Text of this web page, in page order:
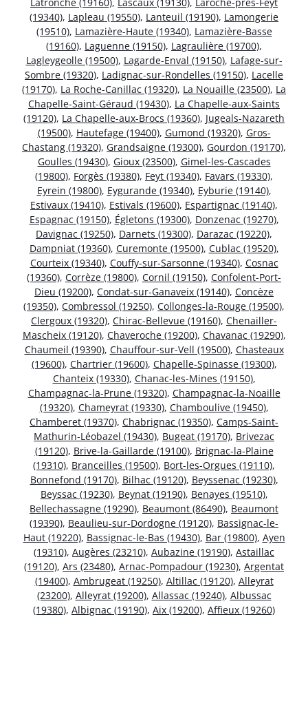
(19340), Lapleau (19550), Lanteuil (19190), Lamongerie
(19510), Lamazière-Haute (19340), Lamazière-Basse
(19160), Laguenne (19150), Lagraulière (19700),
Lagleygeolle (19500), Lagarde-Enval (19150), Lafage-sur-
Sombre (19320), Ladignac-sur-Rondelles (19150), Lacelle
(19170), La Roche-Canillac (19320), La Nouaille (23500), La
Chapelle-Saint-Géraud (19430), La Chapelle-aux-Saints
(19120), La Chapelle-aux-Brocs (19360), Jugeals-Nazareth
(19500), Hautefage (19400), Gumond (19320), Gros-
Chastang (19320), Grandsaigne (19300), Gourdon (19170),
Goulles (19430), Gioux (23500), Gimel-les-Cascades
(19800), Forgès (19380), Feyt (19340), Favars (19330),
Eyrein (19800), Eygurande (19340), Eyburie (19140),
Estivaux (19410), Estivals (19600), Espartignac (19140),
Espagnac (19150), Égletons (19300), Donzenac (19270),
Davignac (19250), Darnets (19300), Darazac (19220),
Dampniat (19360), Curemonte (19500), Cublac (19520),
Courteix (19340), Couffy-sur-Sarsonne (19340), Cosnac
(19360), Corrèze (19800), Cornil (19150), Confolent-Port-
Dieu (19200), Condat-sur-Ganaveix (19140), Concèze
(19350), Combressol (19250), Collonges-la-Rouge (19500),
Clergoux (19320), Chirac-Bellevue (19160), Chenailler-
Mascheix (19120), Chaveroche (19200), Chavanac (19290),
Chaumeil (19390), Chauffour-sur-Vell (19500), Chasteaux
(19600), Chartrier (19600), Chapelle-Spinasse (19300),
Chanteix (19330), Chanac-les-Mines (19150),
Champagnac-la-Prune (19320), Champagnac-la-Noaille
(19320), Chameyrat (19330), Chamboulive (19450),
Chamberet (19370), Chabrignac (19350), Camps-Saint-
Mathurin-Léobazel (19430), Bugeat (19170), Brivezac
(19120), Brive-la-Gaillarde (19100), Brignac-la-Plaine
(19310), Branceilles (19500), Bort-les-Orgues (19110),
Bonnefond (19170), Bilhac (19120), Beyssenac (19230),
Beyssac (19230), Beynat (19190), Benayes (19510),
Bellechassagne (19290), Beaumont (86490), Beaumont
(19390), Beaulieu-sur-Dordogne (19120), Bassignac-le-
Haut (19220), Bassignac-le-Bas (19430), Bar (19800), Ayen
(19310), Augères (23210), Aubazine (19190), Astaillac
(19120), Ars (23480), Arnac-Pompadour (19230), Argentat
(19400), Ambrugeat (19250), Altillac (19120), Alleyrat
(23200), Alleyrat (19200), Allassac (19240), Albussac
(19380), Albignac (19190), Aix (19200), Affieux (19260)